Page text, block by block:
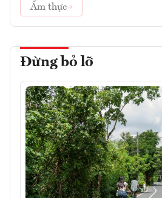
Ẩm thực
Đừng bỏ lỡ